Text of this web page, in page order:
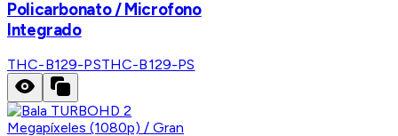
Policarbonato / Microfono
Integrado
THC-B129-PSTHC-B129-PS